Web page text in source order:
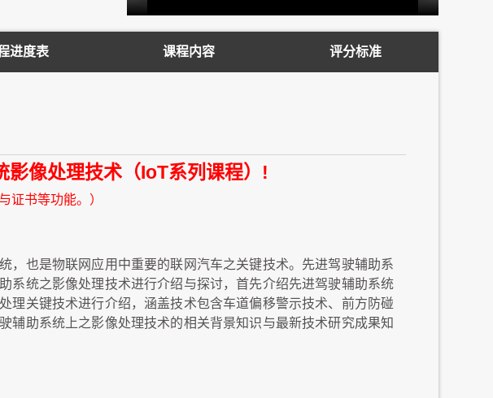
进度表 课程内容 评分标准
像处理技术（IoT系列课程）!
证书等功能。）
，也是物联网应用中重要的联网汽车之关键技术。先进驾驶辅助系
系统之影像处理技术进行介绍与探讨，首先介绍先进驾驶辅助系统
理关键技术进行介绍，涵盖技术包含车道偏移警示技术、前方防碰
辅助系统上之影像处理技术的相关背景知识与最新技术研究成果知